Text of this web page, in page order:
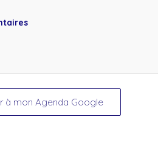
à mon Agenda Google